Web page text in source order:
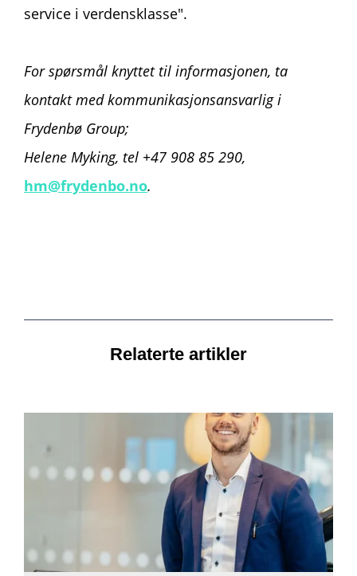
service i verdensklasse".
For spørsmål knyttet til informasjonen, ta
kontakt med kommunikasjonsansvarlig i
Frydenbø Group;
Helene Myking, tel +47 908 85 290,
hm@frydenbo.no.
Relaterte artikler